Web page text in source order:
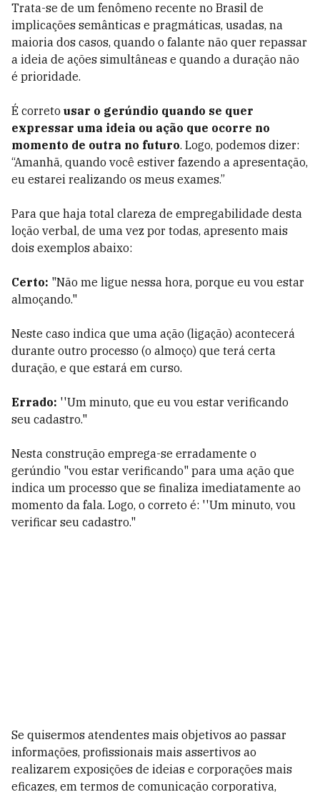
Trata-se de um fenômeno recente no Brasil de
implicações semânticas e pragmáticas, usadas, na
maioria dos casos, quando o falante não quer repassar
a ideia de ações simultâneas e quando a duração não
é prioridade.
É correto usar o gerúndio quando se quer
expressar uma ideia ou ação que ocorre no
momento de outra no futuro. Logo, podemos dizer:
“Amanhã, quando você estiver fazendo a apresentação,
eu estarei realizando os meus exames.”
Para que haja total clareza de empregabilidade desta
loção verbal, de uma vez por todas, apresento mais
dois exemplos abaixo:
Certo: "Não me ligue nessa hora, porque eu vou estar
almoçando."
Neste caso indica que uma ação (ligação) acontecerá
durante outro processo (o almoço) que terá certa
duração, e que estará em curso.
Errado: ''Um minuto, que eu vou estar verificando
seu cadastro."
Nesta construção emprega-se erradamente o
gerúndio "vou estar verificando" para uma ação que
indica um processo que se finaliza imediatamente ao
momento da fala. Logo, o correto é: ''Um minuto, vou
verificar seu cadastro."
Se quisermos atendentes mais objetivos ao passar
informações, profissionais mais assertivos ao
realizarem exposições de ideias e corporações mais
eficazes, em termos de comunicação corporativa,